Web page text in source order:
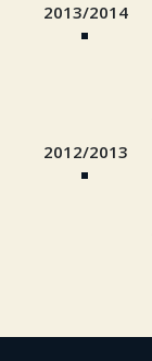
2013/2014
2012/2013